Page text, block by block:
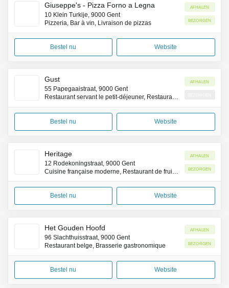
Giuseppe's - Pizza Forno a Legna
10 Klein Turkije, 9000 Gent
Pizzeria, Bar à vin, Livraison de pizzas
Afhalen
Bezorgen
Bestel nu Website
Gust
55 Papegaaistraat, 9000 Gent
Restaurant servant le petit-déjeuner, Restaurant brunch
Afhalen
Bestel nu Website
Heritage
12 Rodekoningstraat, 9000 Gent
Afhalen
Bezorgen
Bestel nu Website
Het Gouden Hoofd
96 Slachthuisstraat, 9000 Gent
Restaurant belge, Brasserie gastronomique
Afhalen
Bezorgen
Bestel nu Website